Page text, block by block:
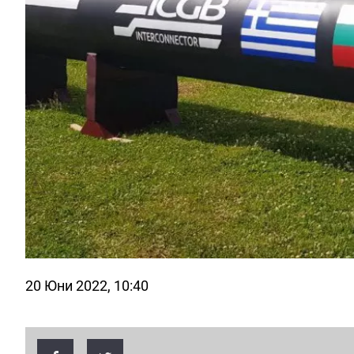
20 Юни 2022, 10:40